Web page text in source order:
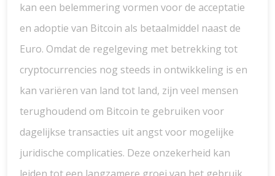
kan een belemmering vormen voor de acceptatie
en adoptie van Bitcoin als betaalmiddel naast de
Euro. Omdat de regelgeving met betrekking tot
cryptocurrencies nog steeds in ontwikkeling is en
kan variëren van land tot land, zijn veel mensen
terughoudend om Bitcoin te gebruiken voor
dagelijkse transacties uit angst voor mogelijke
juridische complicaties. Deze onzekerheid kan